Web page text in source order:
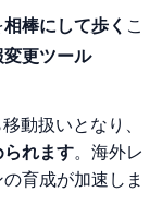
相棒にして歩く こ
更ツール
動扱いとなり、
れます。海外レ
育成が加速しま